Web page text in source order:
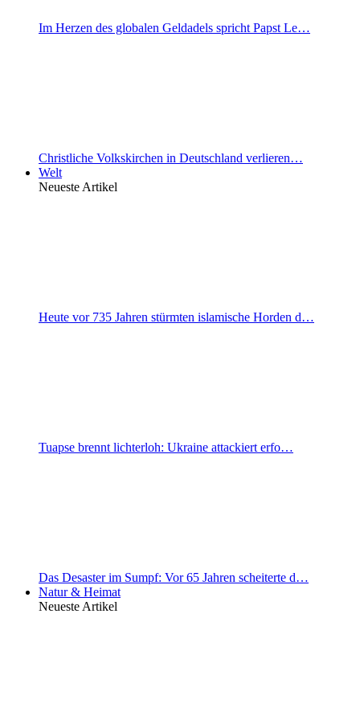
Im Herzen des globalen Geldadels spricht Papst Le…
Christliche Volkskirchen in Deutschland verlieren…
Welt
Neueste Artikel
Heute vor 735 Jahren stürmten islamische Horden d…
Tuapse brennt lichterloh: Ukraine attackiert erfo…
Das Desaster im Sumpf: Vor 65 Jahren scheiterte d…
Natur & Heimat
Neueste Artikel